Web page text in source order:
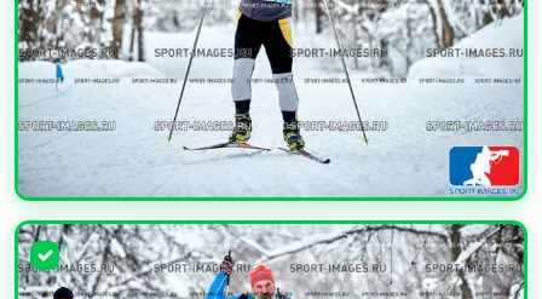
УВЕЛИЧИТЬ